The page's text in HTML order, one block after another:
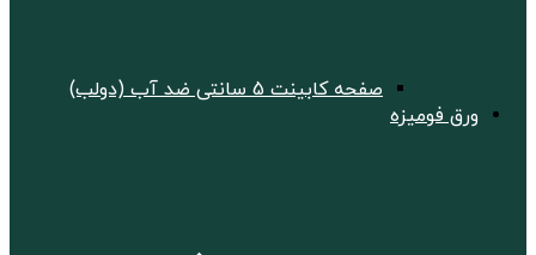
صفحه کابینت 5 سانتی ضد آب (دولب)
ورق فومیزه